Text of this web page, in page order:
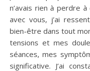
n’avais rien à perdre
avec vous, j’ai
bien-être dans tout
tensions et mes
séances, mes
significative. J’ai